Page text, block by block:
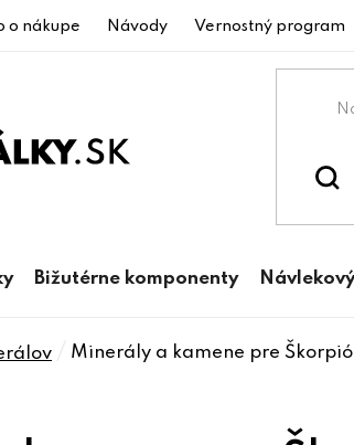
o nákupe Návody Vernostný program
Bižutérne komponenty
Minerály a kamene pre